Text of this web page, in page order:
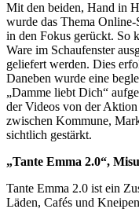
Mit den beiden, Hand in
wurde das Thema
in den Fokus gerückt. So
Ware im Schaufenster
geliefert werden. Dies
Daneben wurde eine
„Damme liebt Dich“
der Videos von der
zwischen Kommune,
sichtlich gestärkt.
„Tante Emma 2.0“,
Tante Emma 2.0 ist ein
Läden, Cafés und